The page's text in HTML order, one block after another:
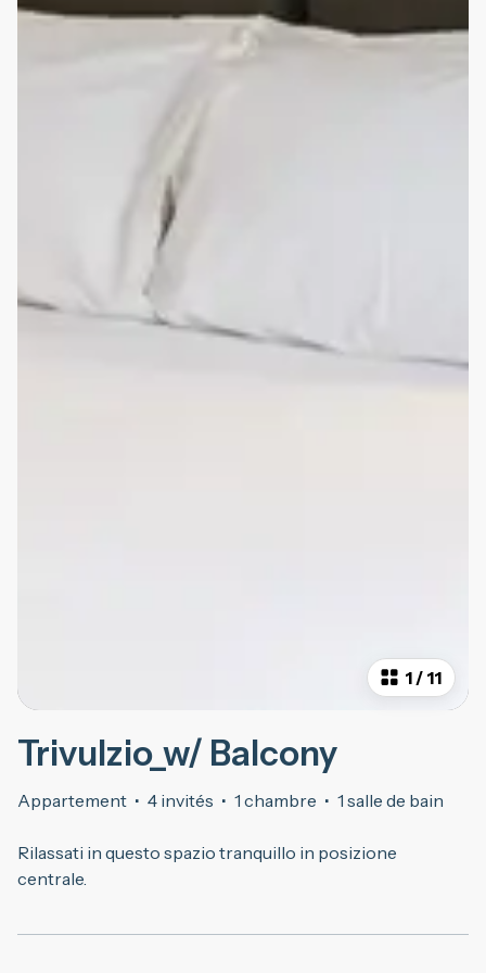
1/ 11
Trivulzio_w/ Balcony
Appartement · 4 invités · 1 chambre · 1 salle de bain
Rilassati in questo spazio tranquillo in posizione
centrale.